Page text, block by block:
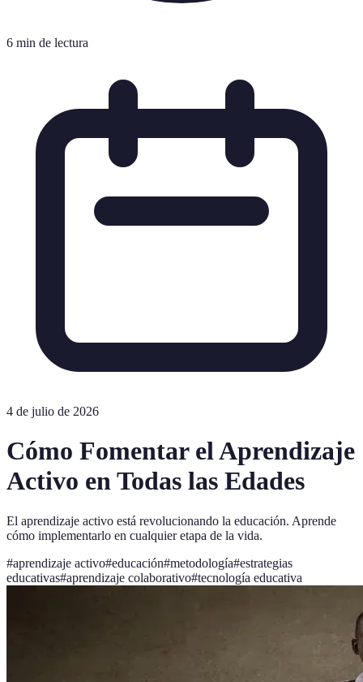
6 min de lectura
4 de julio de 2026
Cómo Fomentar el Aprendizaje
Activo en Todas las Edades
El aprendizaje activo está revolucionando la educación. Aprende
cómo implementarlo en cualquier etapa de la vida.
#aprendizaje activo#educación#metodología#estrategias
educativas#aprendizaje colaborativo#tecnología educativa